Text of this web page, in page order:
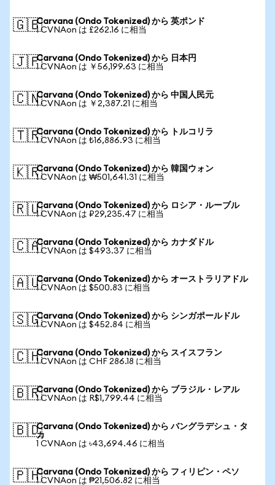
🇬🇧Carvana (Ondo Tokenized) から 英ポンド
1 CVNAon は £262.16 に相当
🇯🇵Carvana (Ondo Tokenized) から 日本円
1 CVNAon は ￥56,199.63 に相当
🇨🇳Carvana (Ondo Tokenized) から 中国人民元
1 CVNAon は ￥2,387.21 に相当
🇹🇷Carvana (Ondo Tokenized) から トルコリラ
1 CVNAon は ₺16,886.93 に相当
🇰🇷Carvana (Ondo Tokenized) から 韓国ウォン
1 CVNAon は ₩501,641.31 に相当
🇷🇺Carvana (Ondo Tokenized) から ロシア・ルーブル
1 CVNAon は ₽29,235.47 に相当
🇨🇦Carvana (Ondo Tokenized) から カナダドル
1 CVNAon は $493.37 に相当
🇦🇺Carvana (Ondo Tokenized) から オーストラリアドル
1 CVNAon は $500.83 に相当
🇸🇬Carvana (Ondo Tokenized) から シンガポールドル
1 CVNAon は $452.84 に相当
🇨🇭Carvana (Ondo Tokenized) から スイスフラン
1 CVNAon は CHF 286.18 に相当
🇧🇷Carvana (Ondo Tokenized) から ブラジル・レアル
1 CVNAon は R$1,799.44 に相当
🇧🇩Carvana (Ondo Tokenized) から バングラデシュ・タ
カ
1 CVNAon は ৳43,694.46 に相当
🇵🇭Carvana (Ondo Tokenized) から フィリピン・ペソ
1 CVNAon は ₱21,506.82 に相当